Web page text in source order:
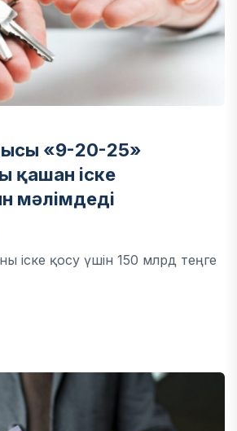
«9-20-25»
қашан іске
мәлімдеді
іске қосу үшін 150 млрд теңге